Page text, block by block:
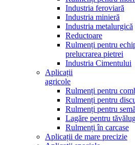
Industria feroviară
Industria minieră
Industria metalurgică
Reductoare
Rulmenți pentru
prelucrarea pietrei
Industria Cimentului
Aplicații
agricole
Rulmenți pentru
Rulmenți pentru
Rulmenți pentru
Lagăre pentru
Rulmenți în carcase
Aplicații de mare precizie